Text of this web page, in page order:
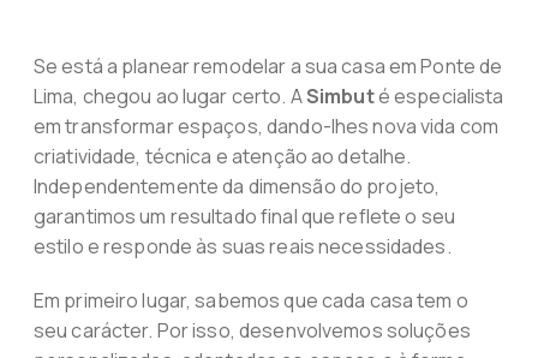
Se está a planear remodelar a sua casa em Ponte de
Lima, chegou ao lugar certo. ASimbuté especialista
em transformar espaços, dando-lhes nova vida com
criatividade, técnica e atenção ao detalhe.
Independentemente da dimensão do projeto,
garantimos um resultado final que reflete o seu
estilo e responde às suas reais necessidades.
Em primeiro lugar, sabemos que cada casa tem o
seu carácter. Por isso, desenvolvemos soluções